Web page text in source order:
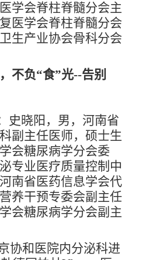
学会脊柱脊髓分会主
医学会脊柱脊髓分会
生产业协会骨科分会
不负“食”光--告别
史晓阳，男，河南省
副主任医师，硕士生
会糖尿病学分会委
专业医疗质量控制中
南省医药信息学会代
养干预专委会副主任
会糖尿病学分会副主
协和医院内分泌科进